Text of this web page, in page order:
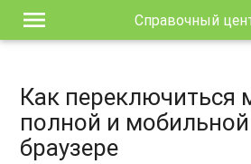
menu Справочный
Как переключиться
полной и
браузере